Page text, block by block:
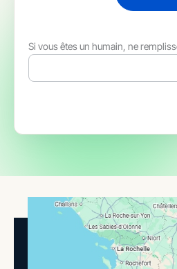
Si vous êtes un humain, ne